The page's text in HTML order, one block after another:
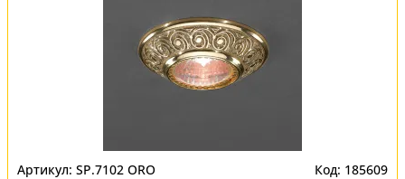
SP.7102 ORO 185609